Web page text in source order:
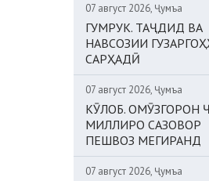
07 август 2026, Ҷумъа
ГУМРУК. ТАҶДИД ВА
НАВСОЗИИ
САРҲАДӢ
07 август 2026, Ҷумъа
КӮЛОБ. ОМӮЗГОРОН
МИЛЛИРО САЗОВОР
ПЕШВОЗ МЕГИРАНД
07 август 2026, Ҷумъа